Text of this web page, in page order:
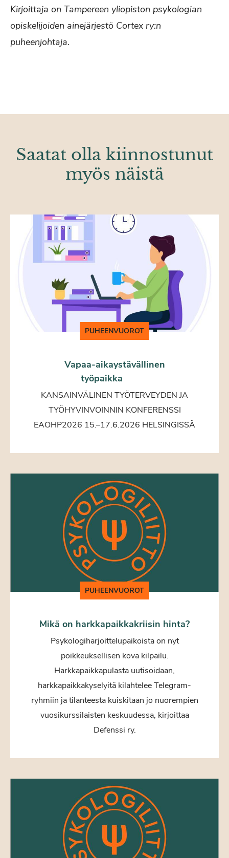
Kirjoittaja on Tampereen yliopiston psykologian
opiskelijoiden ainejärjestö Cortex ry:n
puheenjohtaja.
Saatat olla kiinnostunut
myös näistä
PUHEENVUOROT
Vapaa-aikaystävällinen
työpaikka
KANSAINVÄLINEN TYÖTERVEYDEN JA
TYÖHYVINVOINNIN KONFERENSSI
EAOHP2026 15.–17.6.2026 HELSINGISSÄ
PUHEENVUOROT
Mikä on harkkapaikkakriisin hinta?
Psykologiharjoittelupaikoista on nyt
poikkeuksellisen kova kilpailu.
Harkkapaikkapulasta uutisoidaan,
harkkapaikkakyselyitä kilahtelee Telegram-
ryhmiin ja tilanteesta kuiskitaan jo nuorempien
vuosikurssilaisten keskuudessa, kirjoittaa
Defenssi ry.